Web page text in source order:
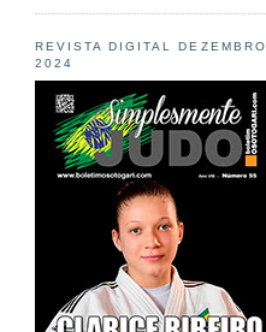
REVISTA DIGITAL DEZEMBRO
2024